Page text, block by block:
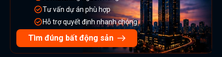
Tư vấn dự án phù hợp
Hỗ trợ quyết định nhanh chóng
Tìm đúng bất động sản